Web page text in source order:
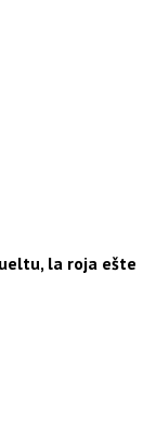
la roja ešte